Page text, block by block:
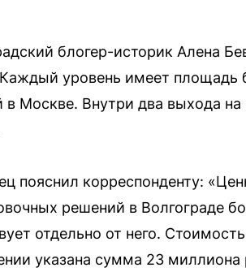
блогер-историк Алена
уровень имеет площадь
в Москве. Внутри два выхода
пояснил корреспонденту:
решений в Волгограде
отдельно от него.
указана сумма 23 миллиона